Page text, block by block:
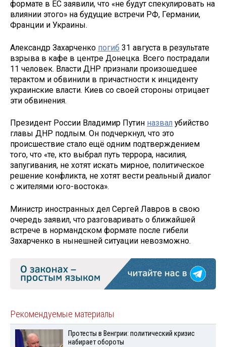
формате в ЕС заявили, что «не будут спекулировать на
влиянии этого» на будущие встречи РФ, Германии,
Франции и Украины.
Александр Захарченко погиб 31 августа в результате
взрыва в кафе в центре Донецка. Всего пострадали
11 человек. Власти ДНР признали произошедшее
терактом и обвинили в причастности к инциденту
украинские власти. Киев со своей стороны отрицает
эти обвинения.
Президент России Владимир Путин назвал убийство
главы ДНР подлым. Он подчеркнул, что это
происшествие стало ещё одним подтверждением
того, что «те, кто выбрал путь террора, насилия,
запугивания, не хотят искать мирное, политическое
решение конфликта, не хотят вести реальный диалог
с жителями юго-востока».
Министр иностранных дел Сергей Лавров в свою
очередь заявил, что разговаривать о ближайшей
встрече в нормандском формате после гибели
Захарченко в нынешней ситуации невозможно.
Рекомендуемые материалы
Протесты в Венгрии: политический кризис
набирает обороты